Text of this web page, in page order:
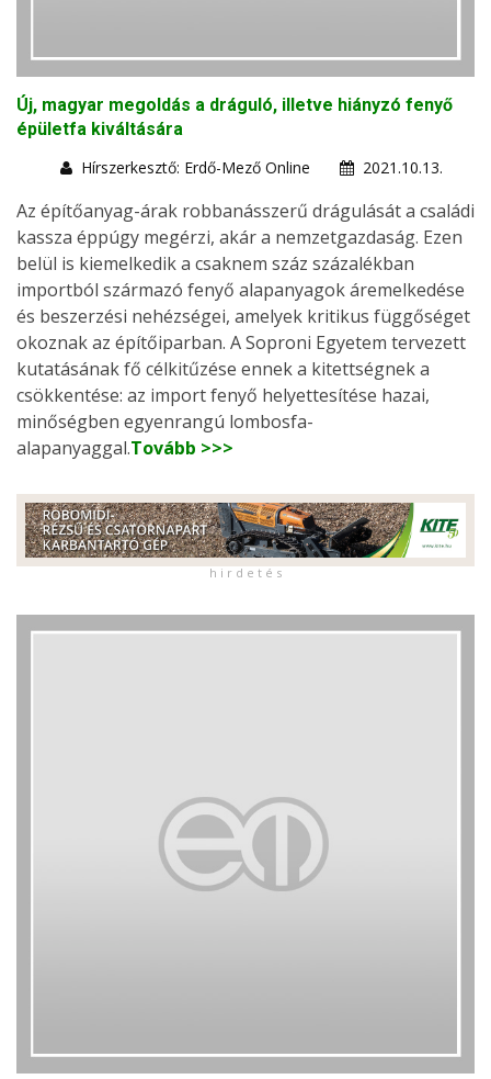
Új, magyar megoldás a dráguló, illetve hiányzó fenyő
épületfa kiváltására
Hírszerkesztő: Erdő-Mező Online
2021.10.13.
Az építőanyag-árak robbanásszerű drágulását a családi
kassza éppúgy megérzi, akár a nemzetgazdaság. Ezen
belül is kiemelkedik a csaknem száz százalékban
importból származó fenyő alapanyagok áremelkedése
és beszerzési nehézségei, amelyek kritikus függőséget
okoznak az építőiparban. A Soproni Egyetem tervezett
kutatásának fő célkitűzése ennek a kitettségnek a
csökkentése: az import fenyő helyettesítése hazai,
minőségben egyenrangú lombosfa-
alapanyaggal.Tovább >>>
h i r d e t é s